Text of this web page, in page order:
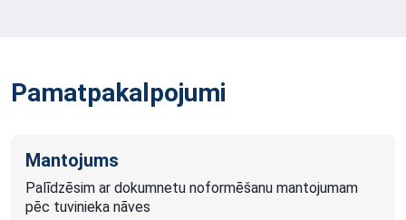
Pamatpakalpojumi
Mantojums
Palīdzēsim ar dokumnetu noformēšanu mantojumam
pēc tuvinieka nāves